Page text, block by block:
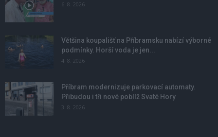
6. 8. 2026
Většina koupališť na Příbramsku nabízí výborné
podmínky. Horší voda je jen...
4. 8. 2026
Příbram modernizuje parkovací automaty.
Přibudou i tři nové poblíž Svaté Hory
3. 8. 2026